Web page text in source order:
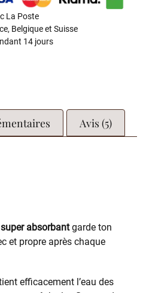
La Poste
Belgique et Suisse
14 jours
Avis (5)
absorbantgarde ton
et propre après chaque
efficacement l’eau des